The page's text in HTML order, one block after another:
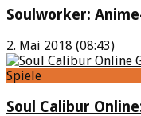
Soulworker:
2. Mai 2018 (08:43)
Spiele
Soul Calibur